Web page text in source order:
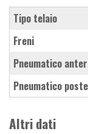
Tipo telaio
Freni
Pneumatico
Pneumatico
Altri dati